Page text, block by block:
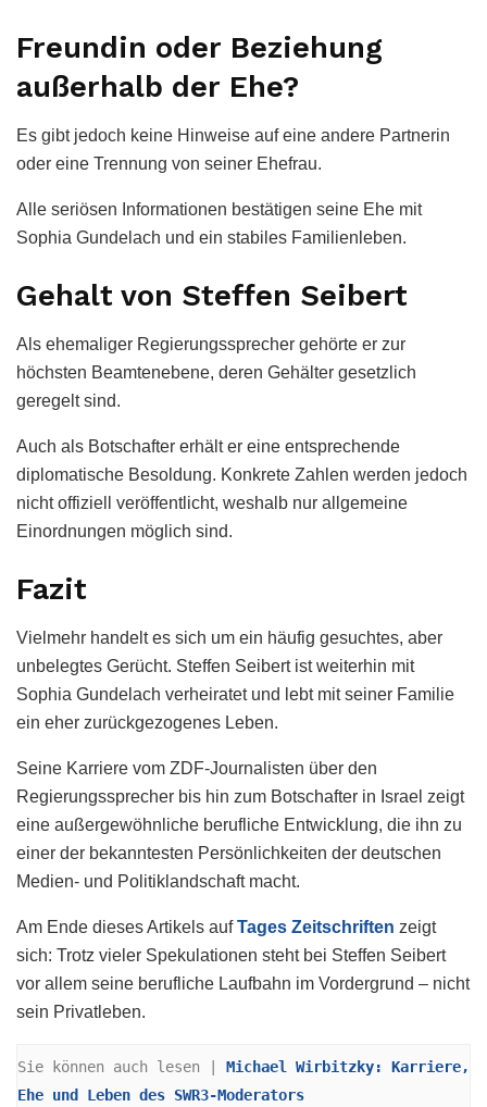
Freundin oder Beziehung
außerhalb der Ehe?
Es gibt jedoch keine Hinweise auf eine andere Partnerin
oder eine Trennung von seiner Ehefrau.
Alle seriösen Informationen bestätigen seine Ehe mit
Sophia Gundelach und ein stabiles Familienleben.
Gehalt von Steffen Seibert
Als ehemaliger Regierungssprecher gehörte er zur
höchsten Beamtenebene, deren Gehälter gesetzlich
geregelt sind.
Auch als Botschafter erhält er eine entsprechende
diplomatische Besoldung. Konkrete Zahlen werden jedoch
nicht offiziell veröffentlicht, weshalb nur allgemeine
Einordnungen möglich sind.
Fazit
Vielmehr handelt es sich um ein häufig gesuchtes, aber
unbelegtes Gerücht. Steffen Seibert ist weiterhin mit
Sophia Gundelach verheiratet und lebt mit seiner Familie
ein eher zurückgezogenes Leben.
Seine Karriere vom ZDF-Journalisten über den
Regierungssprecher bis hin zum Botschafter in Israel zeigt
eine außergewöhnliche berufliche Entwicklung, die ihn zu
einer der bekanntesten Persönlichkeiten der deutschen
Medien- und Politiklandschaft macht.
Am Ende dieses Artikels aufTages Zeitschriften zeigt
sich: Trotz vieler Spekulationen steht bei Steffen Seibert
vor allem seine berufliche Laufbahn im Vordergrund – nicht
sein Privatleben.
Sie können auch lesen | Michael Wirbitzky: Karriere,
Ehe und Leben des SWR3-Moderators